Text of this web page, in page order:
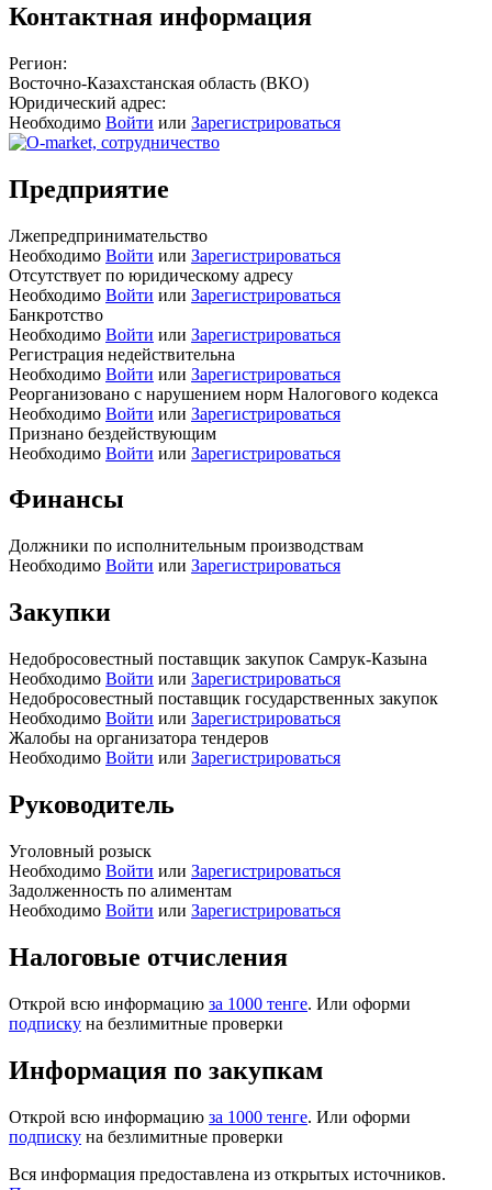
Контактная информация
Регион:
Восточно-Казахстанская область (ВКО)
Юридический адрес:
Необходимо Войти или Зарегистрироваться
Предприятие
Лжепредпринимательство
Необходимо Войти или Зарегистрироваться
Отсутствует по юридическому адресу
Необходимо Войти или Зарегистрироваться
Банкротство
Необходимо Войти или Зарегистрироваться
Регистрация недействительна
Необходимо Войти или Зарегистрироваться
Реорганизовано с нарушением норм Налогового кодекса
Необходимо Войти или Зарегистрироваться
Признано бездействующим
Необходимо Войти или Зарегистрироваться
Финансы
Должники по исполнительным производствам
Необходимо Войти или Зарегистрироваться
Закупки
Недобросовестный поставщик закупок Самрук-Казына
Необходимо Войти или Зарегистрироваться
Недобросовестный поставщик государственных закупок
Необходимо Войти или Зарегистрироваться
Жалобы на организатора тендеров
Необходимо Войти или Зарегистрироваться
Руководитель
Уголовный розыск
Необходимо Войти или Зарегистрироваться
Задолженность по алиментам
Необходимо Войти или Зарегистрироваться
Налоговые отчисления
Открой всю информацию за 1000 тенге. Или оформи
подписку на безлимитные проверки
Информация по закупкам
Открой всю информацию за 1000 тенге. Или оформи
подписку на безлимитные проверки
Вся информация предоставлена из открытых источников.